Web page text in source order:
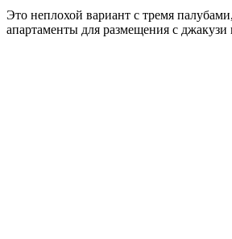
Это неплохой вариант с тремя
апартаменты для размещения с